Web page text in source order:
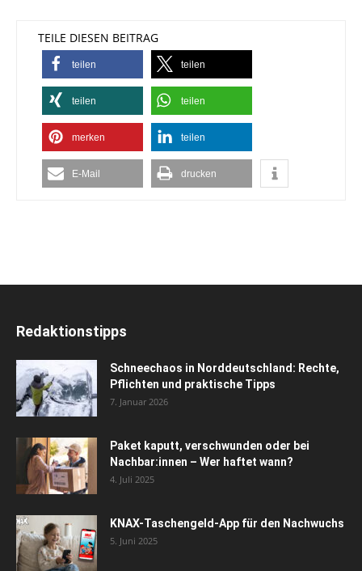
TEILE DIESEN BEITRAG
teilen teilen
teilen teilen
merken teilen
E-Mail drucken
Redaktionstipps
Schneechaos in Norddeutschland: Rechte,
Pflichten und praktische Tipps
7. Januar 2026
Paket kaputt, verschwunden oder bei
Nachbar:innen – Wer haftet wann?
4. Juli 2025
KNAX-Taschengeld-App für den Nachwuchs
5. Juni 2025